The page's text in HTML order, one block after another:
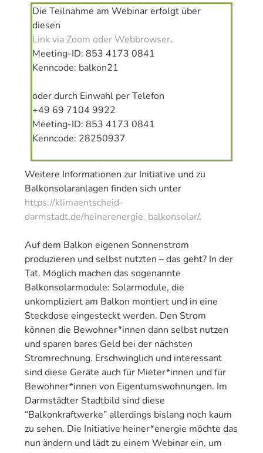
Die Teilnahme am Webinar erfolgt über
diesen
Link via Zoom oder Webbrowser.
Meeting-ID: 853 4173 0841
Kenncode: balkon21
oder durch Einwahl per Telefon
+49 69 7104 9922
Meeting-ID: 853 4173 0841
Kenncode: 28250937
Weitere Informationen zur Initiative und zu
Balkonsolaranlagen finden sich unter
https://klimaentscheid-
darmstadt.de/heinerenergie_balkonsolar/.
Auf dem Balkon eigenen Sonnenstrom
produzieren und selbst nutzten – das geht? In der
Tat. Möglich machen das sogenannte
Balkonsolarmodule: Solarmodule, die
unkompliziert am Balkon montiert und in eine
Steckdose eingesteckt werden. Den Strom
können die Bewohner*innen dann selbst nutzen
und sparen bares Geld bei der nächsten
Stromrechnung. Erschwinglich und interessant
sind diese Geräte auch für Mieter*innen und für
Bewohner*innen von Eigentumswohnungen. Im
Darmstädter Stadtbild sind diese
“Balkonkraftwerke” allerdings bislang noch kaum
zu sehen. Die Initiative heiner*energie möchte das
nun ändern und lädt zu einem Webinar ein, um